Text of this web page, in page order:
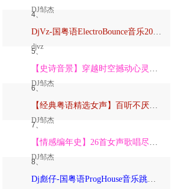
DJ邹杰
4、
DjVz-国粤语ElectroBounce音乐2026讲不出再见怀旧版蹦迪跳舞大碟
djvz
5、
【史诗音景】穿越时空撼动心灵的管弦乐【DJ邹杰】
DJ邹杰
6、
【经典粤语精选女声】百听不厌深度翻唱版【DJ邹杰】_
DJ邹杰
7、
【情感编年史】26首女声歌唱尽从暗恋到放下的全部【DJ邹杰】
DJ邹杰
8、
Dj彪仔-国粤语ProgHouse音乐跳舞街vs心要让你听见串烧Vol.39